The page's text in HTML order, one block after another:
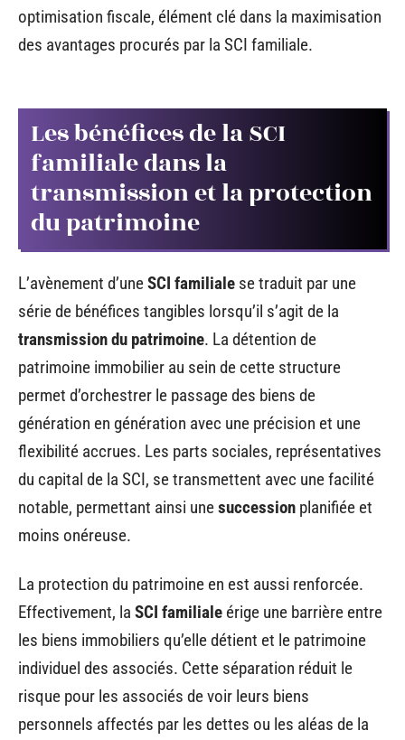
optimisation fiscale, élément clé dans la maximisation
des avantages procurés par la SCI familiale.
Les bénéfices de la SCI
familiale dans la
transmission et la protection
du patrimoine
L’avènement d’uneSCI familiale se traduit par une
série de bénéfices tangibles lorsqu’il s’agit de la
transmission du patrimoine. La détention de
patrimoine immobilier au sein de cette structure
permet d’orchestrer le passage des biens de
génération en génération avec une précision et une
flexibilité accrues. Les parts sociales, représentatives
du capital de la SCI, se transmettent avec une facilité
notable, permettant ainsi unesuccession planifiée et
moins onéreuse.
La protection du patrimoine en est aussi renforcée.
Effectivement, la SCI familiale érige une barrière entre
les biens immobiliers qu’elle détient et le patrimoine
individuel des associés. Cette séparation réduit le
risque pour les associés de voir leurs biens
personnels affectés par les dettes ou les aléas de la